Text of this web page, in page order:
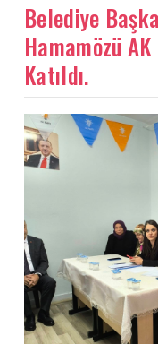
Belediye
Hamamözü
Katıldı.